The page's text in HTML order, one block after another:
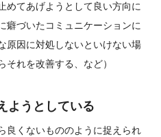
めてあげようとして良い方向に
癖づいたコミュニケーションに
原因に対処しないといけない場
れを改善する、など）
ようとしている
良くないもののように捉えられ